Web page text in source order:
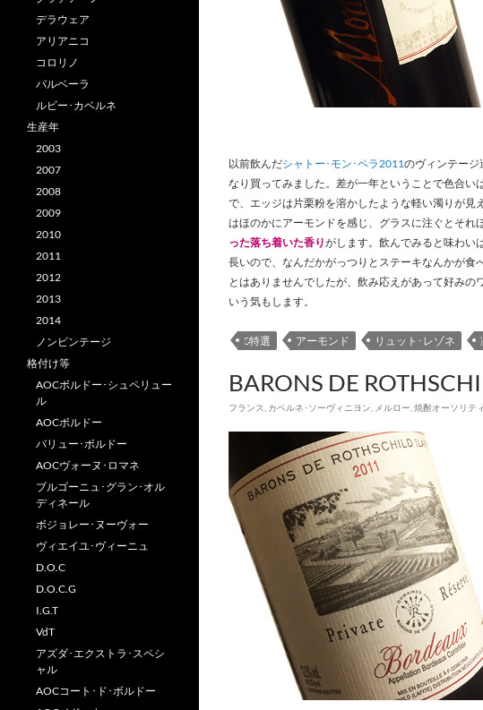
以前飲んだシャトー･モン･ペラ2011のヴィンテージ
なり買ってみました。差が一年ということで色合い
で、エッジは片栗粉を溶かしたような軽い濁りが見
はほのかにアーモンドを感じ、グラスに注ぐとそれ
った落ち着いた香りがします。飲んでみると味わい
長いので、なんだかがっつりとステーキなんかが
とはありませんでしたが、飲み応えがあって好み
いう気もします。
S特選 アーモンド リュット･レゾネ
BARONS DE
フランス カベルネ･ソーヴィニヨン メルロー 焼酎オーソリティ
デラウェア
アリアニコ
コロリノ
バルベーラ
ルビー･カベルネ
生産年
2003
2007
2008
2009
2010
2011
2012
2013
2014
ノンビンテージ
格付け等
AOCボルドー･シュペリュー
ル
AOCボルドー
バリュー･ボルドー
AOCヴォーヌ･ロマネ
ブルゴーニュ･グラン･オル
ディネール
ボジョレー･ヌーヴォー
ヴィエイユ･ヴィーニュ
D.O.C
D.O.C.G
I.G.T
VdT
アズダ･エクストラ･スペシ
ャル
AOCコート･ド･ボルドー